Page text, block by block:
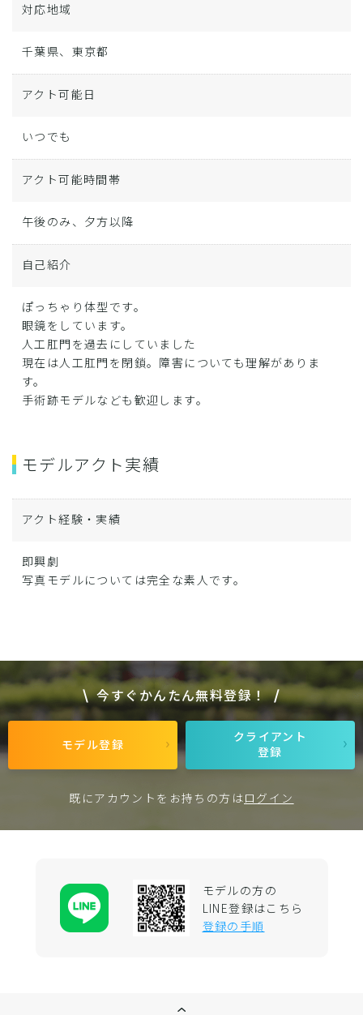
対応地域
千葉県、東京都
アクト可能日
いつでも
アクト可能時間帯
午後のみ、夕方以降
自己紹介
ぽっちゃり体型です。
眼鏡をしています。
人工肛門を過去にしていました
現在は人工肛門を閉鎖。障害についても理解がありま
す。
手術跡モデルなども歓迎します。
モデルアクト実績
アクト経験・実績
即興劇
写真モデルについては完全な素人です。
今すぐかんたん無料登録！
モデル登録
クライアント
登録
既にアカウントをお持ちの方はログイン
モデルの方の
LINE登録はこちら
登録の手順